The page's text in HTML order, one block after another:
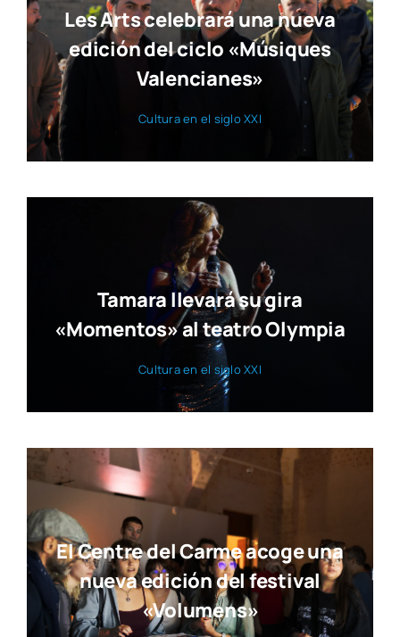
Les Arts celebrará una nueva
edición del ciclo «Músiques
Valencianes»
Cul­tu­ra en el siglo XXI
Tamara llevará su gira
«Momentos» al teatro Olympia
Cul­tu­ra en el siglo XXI
El Centre del Carme acoge una
nueva edición del festival
«Volumens»